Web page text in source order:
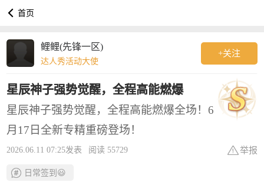
 首页
鲤鲤(先锋一区)
达人秀活动大使
+关注
星辰神子强势觉醒，全程高能燃爆
星辰神子强势觉醒，全程高能燃爆全场！6
月17日全新专精重磅登场！
2026.06.11 07:25发表 阅读 55729 举报
日常签到😃